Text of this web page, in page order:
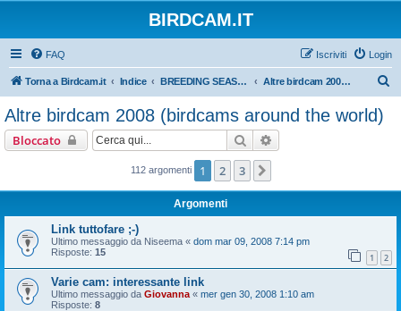
BIRDCAM.IT
FAQ Login
Iscriviti
Torna a Birdcam.it Indice BREEDING SEASONS 2007-2008 Altre birdcam 2008 (birdcams around the world)
Altre birdcam 2008 (birdcams around the world)
Bloccato Cerca
112 argomenti 1 2 3
Argomenti
Link tuttofare ;-)
Ultimo messaggio da Niseema « dom mar 09, 2008 7:14 pm
Risposte: 15 1 2
Varie cam: interessante link
Ultimo messaggio da Giovanna « mer gen 30, 2008 1:10 am
Risposte: 8